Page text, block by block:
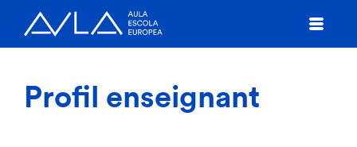
Profil enseignant